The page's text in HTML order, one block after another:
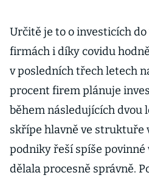
Určitě je to o investicích do
firmách i díky covidu
v posledních třech letech
procent firem plánuje
během následujících dvou
skřípe hlavně ve struktuře
podniky řeší spíše povinné
dělala procesně správně.